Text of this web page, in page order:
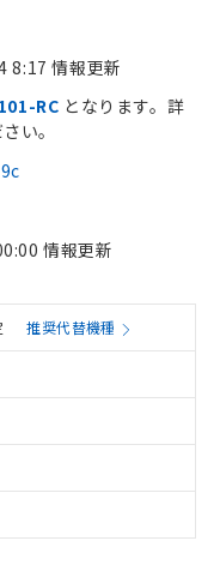
8:17 情報更新
RC となります。詳
い。
情報更新
推奨代替機種